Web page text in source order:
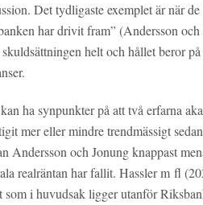
Det tydligaste exemplet är när
har drivit fram” (Andersson
helt och hållet beror
ha synpunkter på att två erfarna
mer eller mindre trendmässigt
Andersson och Jonung knappast
realräntan har fallit. Hassler m fl
som i huvudsak ligger utanför